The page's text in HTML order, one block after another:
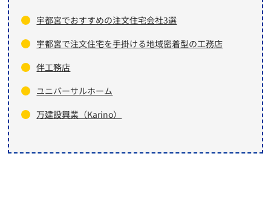
宇都宮でおすすめの注文住宅会社3選
宇都宮で注文住宅を手掛ける地域密着型の工務店
伴工務店
ユニバーサルホーム
万建設興業（Karino）